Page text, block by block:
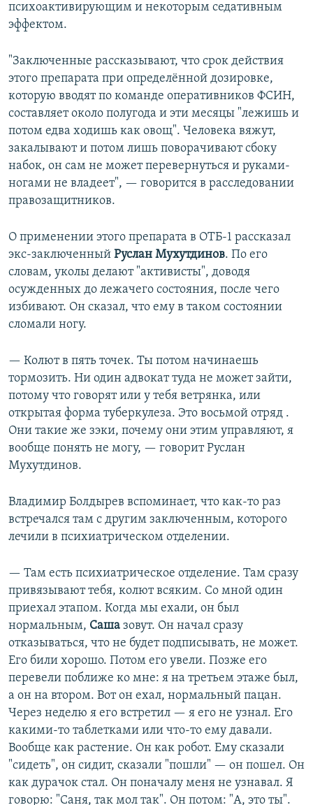
психоактивирующим и некоторым седативным
эффектом.
"Заключенные рассказывают, что срок действия
этого препарата при определённой дозировке,
которую вводят по команде оперативников ФСИН,
составляет около полугода и эти месяцы "лежишь и
потом едва ходишь как овощ". Человека вяжут,
закалывают и потом лишь поворачивают сбоку
набок, он сам не может перевернуться и руками-
ногами не владеет", — говорится в расследовании
правозащитников.
О применении этого препарата в ОТБ-1 рассказал
экс-заключенный Руслан Мухутдинов. По его
словам, уколы делают "активисты", доводя
осужденных до лежачего состояния, после чего
избивают. Он сказал, что ему в таком состоянии
сломали ногу.
— Колют в пять точек. Ты потом начинаешь
тормозить. Ни один адвокат туда не может зайти,
потому что говорят или у тебя ветрянка, или
открытая форма туберкулеза. Это восьмой отряд .
Они такие же зэки, почему они этим управляют, я
вообще понять не могу, — говорит Руслан
Мухутдинов.
Владимир Болдырев вспоминает, что как-то раз
встречался там с другим заключенным, которого
лечили в психиатрическом отделении.
— Там есть психиатрическое отделение. Там сразу
привязывают тебя, колют всяким. Со мной один
приехал этапом. Когда мы ехали, он был
нормальным, Саша зовут. Он начал сразу
отказываться, что не будет подписывать, не может.
Его били хорошо. Потом его увели. Позже его
перевели поближе ко мне: я на третьем этаже был,
а он на втором. Вот он ехал, нормальный пацан.
Через неделю я его встретил — я его не узнал. Его
какими-то таблетками или что-то ему давали.
Вообще как растение. Он как робот. Ему сказали
"сидеть", он сидит, сказали "пошли" — он пошел. Он
как дурачок стал. Он поначалу меня не узнавал. Я
говорю: "Саня, так мол так". Он потом: "А, это ты".